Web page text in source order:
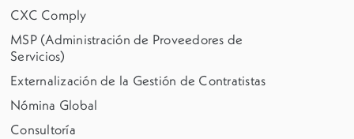
CXC Comply
MSP (Administración de Proveedores de
Servicios)
Externalización de la Gestión de Contratistas
Nómina Global
Consultoría